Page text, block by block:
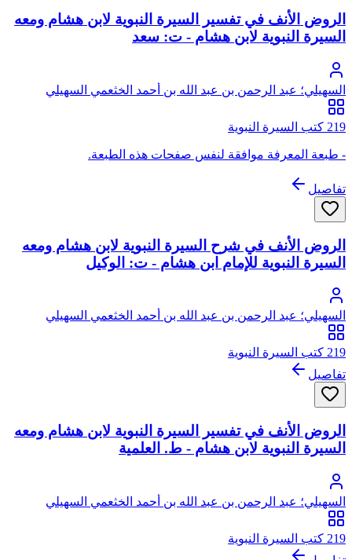
الروض الأنف في تفسير السيرة النبوية لابن هشام ومعه
السيرة النبوية لابن هشام - ت: سعد
السهيلي؛ عبد الرحمن بن عبد الله بن أحمد الخثعمي السهيلي
219 كتب السيرة النبوية
- طبعة المعرفة موافقة لنفس صفحات هذه الطبعة.
تفاصيل
الروض الأنف في شرح السيرة النبوية لابن هشام ومعه
السيرة النبوية للإمام ابن هشام - ت: الوكيل
السهيلي؛ عبد الرحمن بن عبد الله بن أحمد الخثعمي السهيلي
219 كتب السيرة النبوية
تفاصيل
الروض الأنف في تفسير السيرة النبوية لابن هشام ومعه
السيرة النبوية لابن هشام - ط. العلمية
السهيلي؛ عبد الرحمن بن عبد الله بن أحمد الخثعمي السهيلي
219 كتب السيرة النبوية